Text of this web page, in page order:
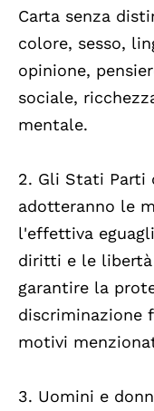
Carta senza
colore, sesso,
opinione,
sociale,
mentale.
2. Gli Stati Parti
adotteranno le
l'effettiva
diritti e le
garantire la
discriminazione
motivi
3. Uomini e